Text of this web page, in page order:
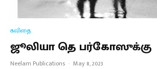
கவிதை
ஜூலியா தெ பர்கோஸுக்கு
Neelam Publications · May 8, 2023